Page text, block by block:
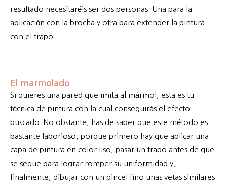
resultado necesitaréis ser dos personas. Una para la
aplicación con la brocha y otra para extender la pintura
con el trapo.
El marmolado
Si quieres una pared que imita al mármol, esta es tu
técnica de pintura con la cual conseguirás el efecto
buscado. No obstante, has de saber que este método es
bastante laborioso, porque primero hay que aplicar una
capa de pintura en color liso, pasar un trapo antes de que
se seque para lograr romper su uniformidad y,
finalmente, dibujar con un pincel fino unas vetas similares